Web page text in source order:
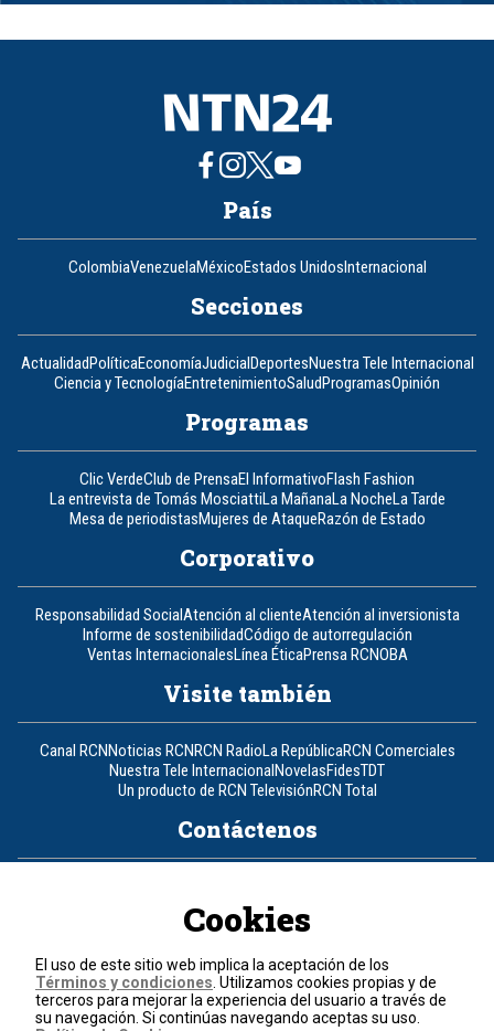
8
País
ColombiaVenezuelaMéxicoEstados UnidosInternacional
Secciones
ActualidadPolíticaEconomíaJudicialDeportesNuestra Tele Internacional
Ciencia y TecnologíaEntretenimientoSaludProgramasOpinión
Programas
Clic VerdeClub de PrensaEl InformativoFlash Fashion
La entrevista de Tomás MosciattiLa MañanaLa NocheLa Tarde
Mesa de periodistasMujeres de AtaqueRazón de Estado
Corporativo
Responsabilidad SocialAtención al clienteAtención al inversionista
Informe de sostenibilidadCódigo de autorregulación
Ventas InternacionalesLínea ÉticaPrensa RCNOBA
Visite también
Canal RCNNoticias RCNRCN RadioLa RepúblicaRCN Comerciales
Nuestra Tele InternacionalNovelasFidesTDT
Un producto de RCN TelevisiónRCN Total
Contáctenos
Política de cookies
Términos y condiciones
© 2026, RCN Medios.
Cookies
El uso de este sitio web implica la aceptación de los
Términos y condiciones . Utilizamos cookies propias y de
terceros para mejorar la experiencia del usuario a través de
su navegación. Si continúas navegando aceptas su uso.